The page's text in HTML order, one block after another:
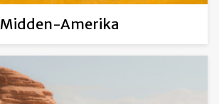
Midden-Amerika